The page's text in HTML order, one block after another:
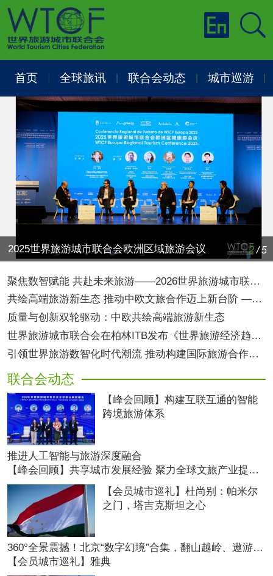
首页 全球旅讯 联合会动态 城市巡游
2025世界旅游城市联合会欧洲区域旅游会议 2/5
聚焦数智赋能 共赴未来旅游——2026世界旅游城市联合会北京香山旅游峰会将于6月启幕
共绘高端旅游新生态 推动中欧文旅合作迈上新台阶 ——2025世界旅游城市联合会欧洲区域旅游会议在西班牙马贝拉成功举办
质量与创新双轮驱动：中欧共绘高端旅游新生态
世界旅游城市联合会在柏林ITB发布《世界旅游经济趋势报告（2026）》
引领世界旅游数智化时代潮流 推动构建国际旅游合作新格局 ——2025世界旅游合作与发展大会成功举办
联合会动态
【峰会回顾】构建互联互通的智能
跨境旅游体系
推进人工智能与旅游深度融合
【峰会回顾】共享城市发展经验 聚力全球文旅产业提质升级
【会员城市巡礼】杜尚别：帕米尔
之门，塔吉克斯坦之心
360°全景震撼！北京“数字幻境”合集，翻山越岭、遨游云端超尽兴！
【会员城市巡礼】雅典